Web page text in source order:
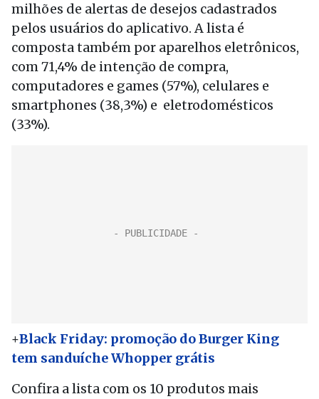
milhões de alertas de desejos cadastrados
pelos usuários do aplicativo. A lista é
composta também por aparelhos eletrônicos,
com 71,4% de intenção de compra,
computadores e games (57%), celulares e
smartphones (38,3%) e eletrodomésticos
(33%).
+Black Friday: promoção do Burger King
tem sanduíche Whopper grátis
Confira a lista com os 10 produtos mais